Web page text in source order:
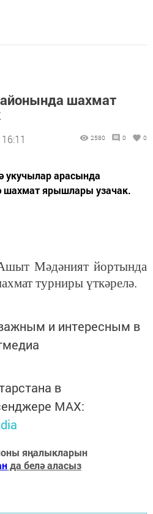
шахмат
2580 0 0
укучылар арасында
шахмат ярышлары узачак.
Мәдәният йортында
турниры үткәрелә.
и интересным в
в
MАХ:
яңалыкларын
да белә аласыз